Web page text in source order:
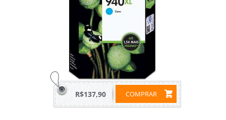
COMPRAR
R$137,90